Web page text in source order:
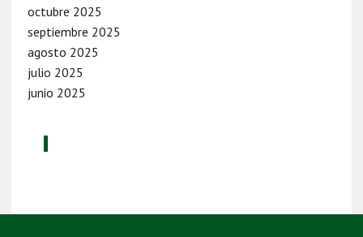
octubre 2025
septiembre 2025
agosto 2025
julio 2025
junio 2025